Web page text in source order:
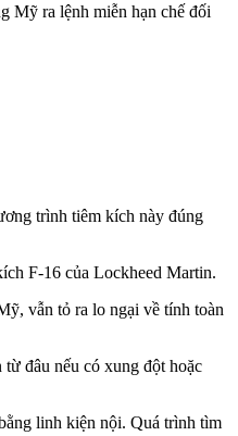
Mỹ ra lệnh miễn hạn chế đối
trình tiêm kích này đúng
F-16 của Lockheed Martin.
vẫn tỏ ra lo ngại về tính toàn
đâu nếu có xung đột hoặc
linh kiện nội. Quá trình tìm